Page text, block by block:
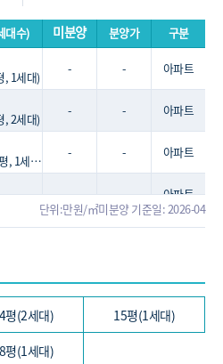
대수) 미분양 분양가
구분
, 1세대)
- -
아파트
, 2세대)
- -
아파트
세대)
- -
아파트
- -
아파트
단위:만원/㎡미분양 기준일: 2026-04
평(2세대)
15평(1세대)
평(1세대)